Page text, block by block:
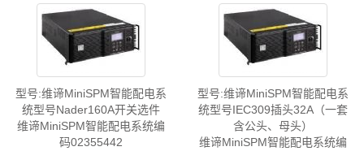
型号:维谛MiniSPM智能配电系
统型号Nader160A开关选件
维谛MiniSPM智能配电系统编
码02355442
型号:维谛MiniSPM智能配电系
统型号IEC309插头32A（一套
含公头、母头）
维谛MiniSPM智能配电系统编